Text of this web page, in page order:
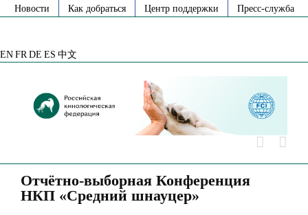
SkipНовости Как добраться Центр поддержки Пресс-служба
EN FR DE ES 中文
Отчётно-выборная Конференция
НКП «Средний шнауцер»